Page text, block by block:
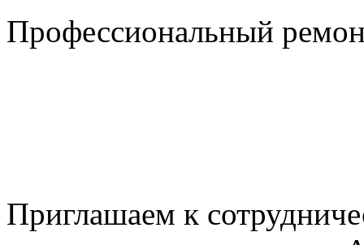
Профессиональный
Приглашаем к